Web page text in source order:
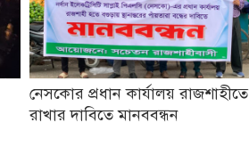
নেসকোর প্রধান কার্যালয় রাজশাহীতে
রাখার দাবিতে মানববন্ধন